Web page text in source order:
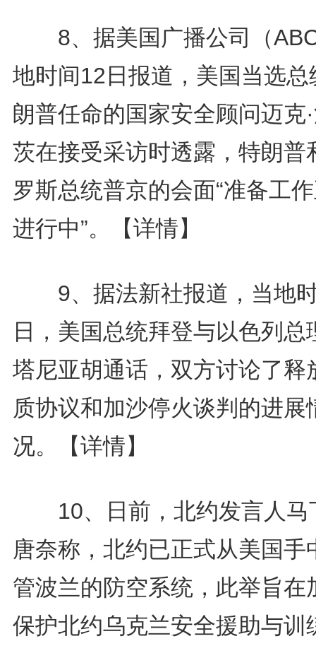
8、据美国广播公司（
地时间12日报道，美国当选总
朗普任命的国家安全顾问迈克
茨在接受采访时透露，特朗普
罗斯总统普京的会面“准备工
进行中”。
【详情】
9、据法新社报道，当地
日，美国总统拜登与以色列总
塔尼亚胡通话，双方讨论了释
质协议和加沙停火谈判的进展
况。
【详情】
10、日前，北约发言人马
唐奈称，北约已正式从美国手
管波兰的防空系统，此举旨在
保护北约乌克兰安全援助与训